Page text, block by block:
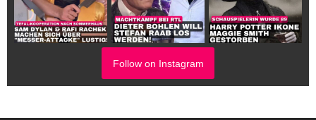
Follow on Instagram